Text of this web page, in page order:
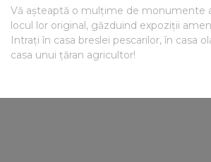
Vă așteaptă o mulțime de monumente
locul lor original, găzduind expoziții
Intrați în casa breslei pescarilor, în casa
casa unui țăran agricultor!